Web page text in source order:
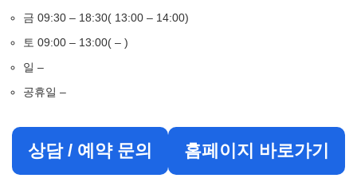
금 09:30 – 18:30( 13:00 – 14:00)
토 09:00 – 13:00( – )
일 –
공휴일 –
상담 / 예약 문의 홈페이지 바로가기